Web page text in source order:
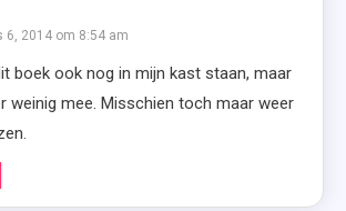
6, 2014 om 8:54 am
boek ook nog in mijn kast staan, maar
weinig mee. Misschien toch maar weer